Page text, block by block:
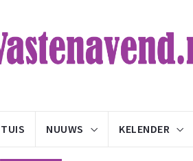
TUIS NUUWS KELENDER